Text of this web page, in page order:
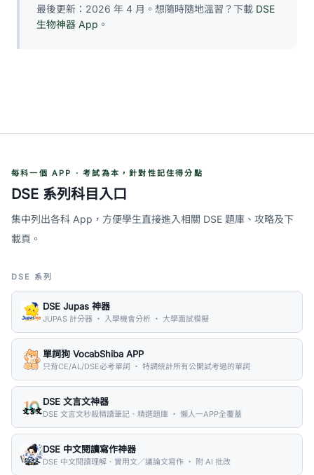
最後更新：2026 年 4 月。想隨時隨地溫習？下載 DSE
生物神器 App 。
每科一個 APP · 考試為本，針對性記住得分點
DSE 系列科目入口
集中列出各科 App，方便學生直接進入相關 DSE 題庫、攻略及下
載頁。
DSE 系列
DSE Jupas 神器
JUPAS 計分器 ・ 入學機會分析 ・ 大學面試模擬
單詞狗 VocabShiba APP
只背CE/AL/DSE必考單詞 ・ 特調統計所有公開試考過的單詞
DSE 文言文神器
DSE 文言文秒殺精讀筆記．精選題庫 ・ 懶人一APP全覆蓋
DSE 中文閱讀寫作神器
DSE 中文閱讀理解．實用文／議論文寫作 ・ 附 AI 批改